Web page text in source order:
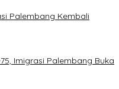
Palembang Kembali
Imigrasi Palembang Buka